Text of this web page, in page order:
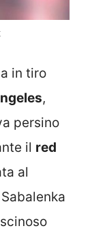
in tiro
,
persino
il red
al